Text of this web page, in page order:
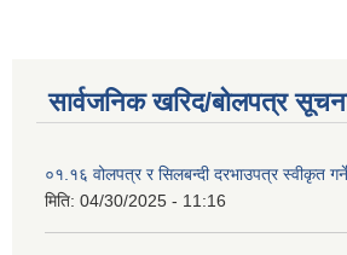
सार्वजनिक खरिद/बोलपत्र
०१.१६ वोलपत्र र सिलबन्दी दरभाउपत्र स्वीकृत
मिति: 04/30/2025 - 11:16